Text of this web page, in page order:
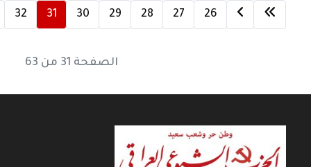
26
27
28
29
30
31
32
الصفحة 31 من 63